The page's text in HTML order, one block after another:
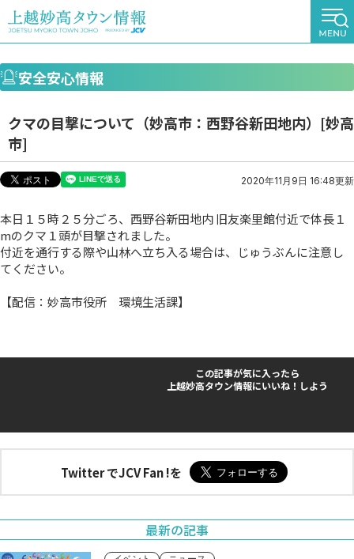
安全安心情報
クマの目撃について（妙高市：西野谷新田地内）[妙高
市]
2020年11月9日 16:48更新
本日１５時２５分ごろ、西野谷新田地内 旧友楽里館付近で体長１
mのクマ１頭が目撃されました。
付近を通行する際や山林へ立ち入る場合は、じゅうぶんに注意し
てください。
【配信：妙高市役所 環境生活課】
この記事が気に入ったら
上越妙高タウン情報にいいね！しよう
Twitter でJCV Fan !を
最新の記事